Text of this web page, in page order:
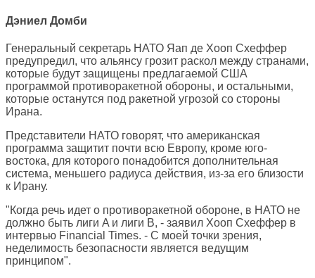
Дэниел Домби
Генеральный секретарь НАТО Яап де Хооп Схеффер
предупредил, что альянсу грозит раскол между странами,
которые будут защищены предлагаемой США
программой противоракетной обороны, и остальными,
которые останутся под ракетной угрозой со стороны
Ирана.
Представители НАТО говорят, что американская
программа защитит почти всю Европу, кроме юго-
востока, для которого понадобится дополнительная
система, меньшего радиуса действия, из-за его близости
к Ирану.
"Когда речь идет о противоракетной обороне, в НАТО не
должно быть лиги A и лиги B, - заявил Хооп Схеффер в
интервью Financial Times. - С моей точки зрения,
неделимость безопасности является ведущим
принципом".